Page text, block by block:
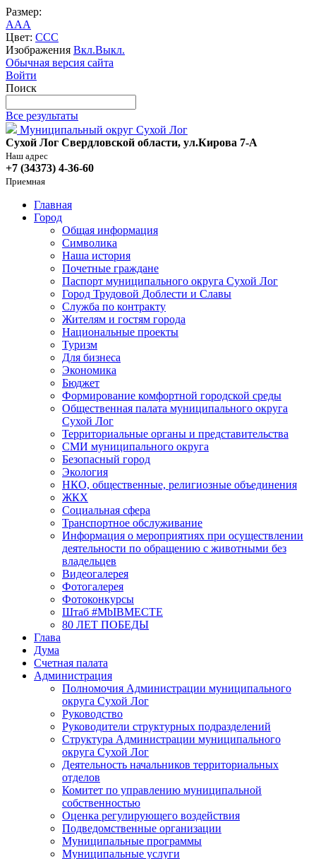
Размер:
AAA
Цвет: CCC
Изображения Вкл.Выкл.
Обычная версия сайта
Войти
Поиск
Все результаты
Муниципальный округ Сухой Лог
Сухой Лог Свердловской области, ул.Кирова 7-А
Наш адрес
+7 (34373) 4-36-60
Приемная
Главная
Город
Общая информация
Символика
Наша история
Почетные граждане
Паспорт муниципального округа Сухой Лог
Город Трудовой Доблести и Славы
Служба по контракту
Жителям и гостям города
Национальные проекты
Туризм
Для бизнеса
Экономика
Бюджет
Формирование комфортной городской среды
Общественная палата муниципального округа
Сухой Лог
Территориальные органы и представительства
СМИ муниципального округа
Безопасный город
Экология
НКО, общественные, религиозные объединения
ЖКХ
Социальная сфера
Транспортное обслуживание
Информация о мероприятиях при осуществлении
деятельности по обращению с животными без
владельцев
Видеогалерея
Фотогалерея
Фотоконкурсы
Штаб #MbIBMECTE
80 ЛЕТ ПОБЕДЫ
Глава
Дума
Счетная палата
Администрация
Полномочия Администрации муниципального
округа Сухой Лог
Руководство
Руководители структурных подразделений
Структура Администрации муниципального
округа Сухой Лог
Деятельность начальников территориальных
отделов
Комитет по управлению муниципальной
собственностью
Оценка регулирующего воздействия
Подведомственные организации
Муниципальные программы
Муниципальные услуги